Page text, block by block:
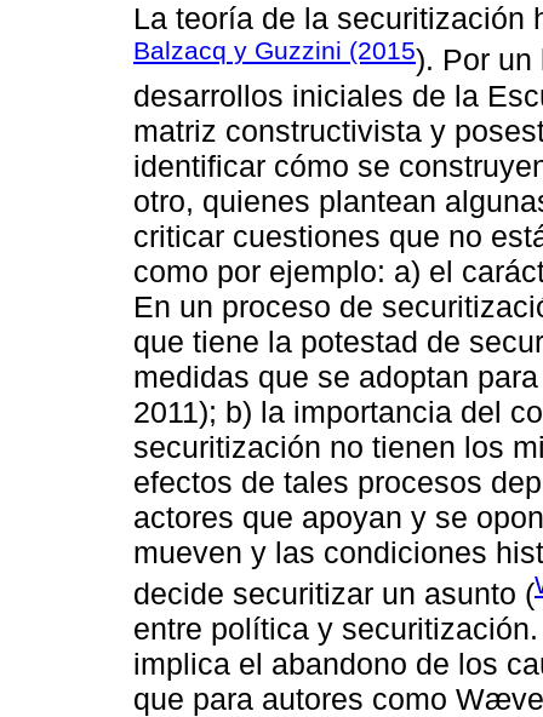
La teoría de la securitización
Balzacq y Guzzini (2015). Por un
desarrollos iniciales de la
matriz constructivista y
identificar cómo se
otro, quienes plantean
criticar cuestiones que no
como por ejemplo: a) el
En un proceso de
que tiene la potestad de
medidas que se adoptan
2011); b) la importancia del
securitización no tienen los
efectos de tales procesos
actores que apoyan y se
mueven y las condiciones
decide securitizar un asunto (
entre política y
implica el abandono de los
que para autores como